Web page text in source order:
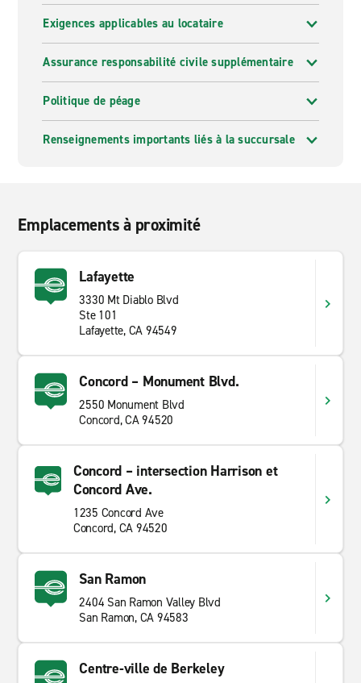
Exigences applicables au locataire
Assurance responsabilité civile supplémentaire
Politique de péage
Renseignements importants liés à la succursale
Emplacements à proximité
Lafayette
3330 Mt Diablo Blvd
Ste 101
Lafayette, CA 94549
Concord – Monument Blvd.
2550 Monument Blvd
Concord, CA 94520
Concord – intersection Harrison et
Concord Ave.
1235 Concord Ave
Concord, CA 94520
San Ramon
2404 San Ramon Valley Blvd
San Ramon, CA 94583
Centre-ville de Berkeley